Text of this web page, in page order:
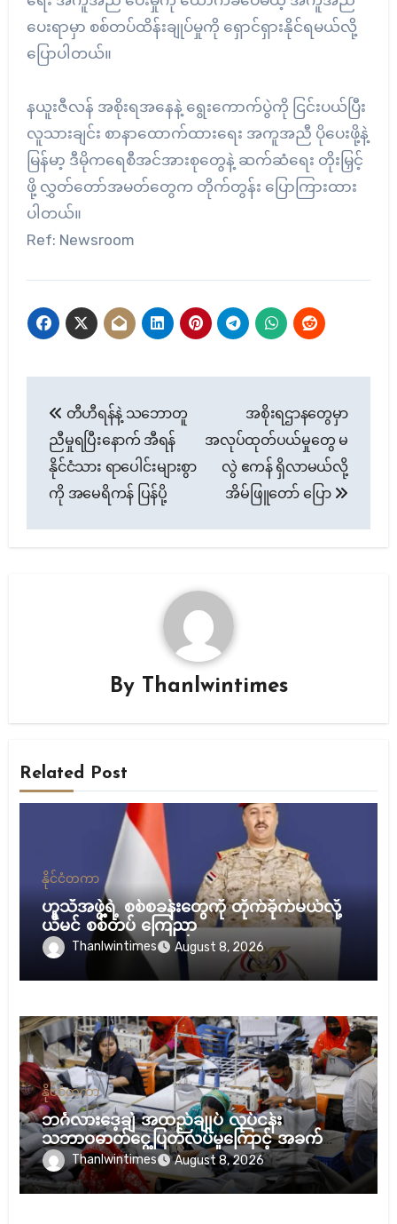
ပေးရာမှာ စစ်တပ်ထိန်းချုပ်မှုကို ရှောင်ရှားနိုင်ရမယ်လို့
ပြောပါတယ်။
နယူးဇီလန် အစိုးရအနေနဲ့ ရွေးကောက်ပွဲကို ငြင်းပယ်ပြီး
လူသားချင်း စာနာထောက်ထားရေး အကူအညီ ပိုပေးဖို့နဲ့
မြန်မာ့ ဒီမိုကရေစီအင်အားစုတွေနဲ့ ဆက်ဆံရေး တိုးမြှင့်
ဖို့ လွှတ်တော်အမတ်တွေက တိုက်တွန်း ပြောကြားထား
ပါတယ်။
Ref: Newsroom
navigation
တီဟီရန်နဲ့ သဘောတူ
ညီမှုရပြီးနောက် အီရန်
နိုင်ငံသား ရာပေါင်းများစွာ
ကို အမေရိကန် ပြန်ပို့
အစိုးရဌာနတွေမှာ
အလုပ်ထုတ်ပယ်မှုတွေ မ
လွဲ ဧကန် ရှိလာမယ်လို့
အိမ်ဖြူတော် ပြော
By Thanlwintimes
Related Post
နိုင်ငံတကာ
ဟူသီအဖွဲ့ရဲ့ စစ်စခန်းတွေကို တိုက်ခိုက်မယ်လို့
ယီမင် စစ်တပ် ကြေညာ
Thanlwintimes August 8, 2026
နိုင်ငံတကာ
ဘင်္ဂလားဒေ့ချ် အထည်ချုပ် လုပ်ငန်း
သဘာဝဓာတ်ငွေ့ပြတ်လပ်မှုကြောင့် အခက်ကြုံ
နေ
Thanlwintimes August 8, 2026